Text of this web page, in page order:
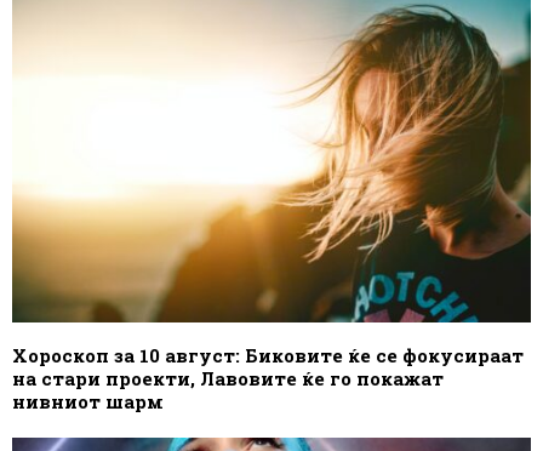
Хороскоп за 10 август: Биковите ќе се фокусираат
на стари проекти, Лавовите ќе го покажат
нивниот шарм